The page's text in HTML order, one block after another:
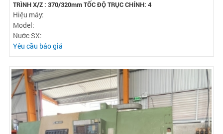
TRÌNH X/Z : 370/320mm TỐC ĐỘ TRỤC CHÍNH: 4
Hiệu máy:
Model:
Nước SX:
Yêu cầu báo giá